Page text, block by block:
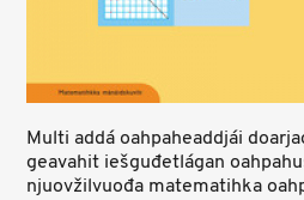
Multi addá oahpaheaddjái
geavahit iešguđetlágan
njuovžilvuođa matematihka